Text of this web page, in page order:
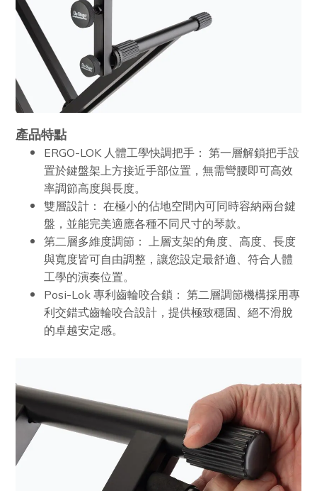
產品特點
ERGO-LOK 人體工學快調把手： 第一層解鎖把手設
置於鍵盤架上方接近手部位置，無需彎腰即可高效
率調節高度與長度。
雙層設計： 在極小的佔地空間內可同時容納兩台鍵
盤，並能完美適應各種不同尺寸的琴款。
第二層多維度調節： 上層支架的角度、高度、長度
與寬度皆可自由調整，讓您設定最舒適、符合人體
工學的演奏位置。
Posi-Lok 專利齒輪咬合鎖： 第二層調節機構採用專
利交錯式齒輪咬合設計，提供極致穩固、絕不滑脫
的卓越安定感。